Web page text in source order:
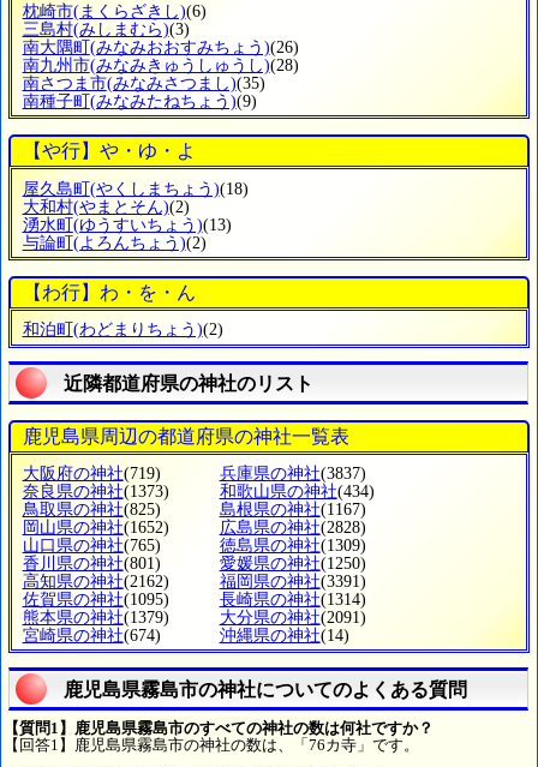
枕崎市(まくらざきし)(6)
三島村(みしまむら)(3)
南大隅町 (みなみおおすみちょう)(26)
南九州市(みなみきゅうしゅうし)(28)
南さつま市(みなみさつまし)(35)
南種子町 (みなみたねちょう)(9)
【や行】や・ゆ・よ
屋久島町(やくしまちょう)(18)
大和村(やまとそん)(2)
湧水町(ゆうすいちょう)(13)
与論町(よろんちょう)(2)
【わ行】わ・を・ん
和泊町 (わどまりちょう)(2)
近隣都道府県の神社のリスト
鹿児島県周辺の都道府県の神社一覧表
大阪府の神社(719) 兵庫県の神社(3837)
奈良県の神社(1373) 和歌山県の神社(434)
鳥取県の神社(825) 島根県の神社(1167)
岡山県の神社(1652) 広島県の神社(2828)
山口県の神社(765) 徳島県の神社(1309)
香川県の神社(801) 愛媛県の神社(1250)
高知県の神社(2162) 福岡県の神社(3391)
佐賀県の神社(1095) 長崎県の神社(1314)
熊本県の神社(1379) 大分県の神社(2091)
宮崎県の神社(674) 沖縄県の神社(14)
鹿児島県霧島市の神社についてのよくある質問
【質問1】鹿児島県霧島市のすべての神社の数は何社ですか？
【回答1】鹿児島県霧島市の神社の数は、「76カ寺」です。